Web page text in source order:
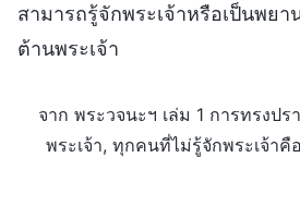
สามารถรู้จักพระเจ้าหรือเป็นพย
ต้านพระเจ้า
จาก พระวจนะฯ เล่ม 1 การทรงป
พระเจ้า, ทุกคนที่ไม่รู้จักพระเจ้า